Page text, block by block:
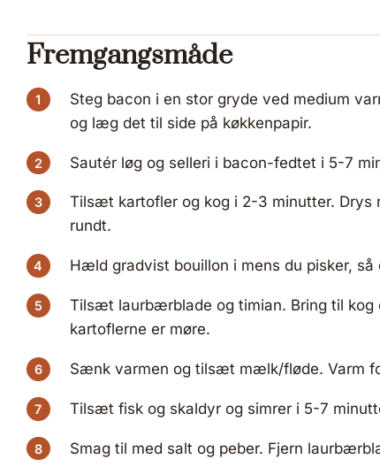
Fremgangsmåde
Steg bacon i en stor gryde ved medium
og læg det til side på køkkenpapir.
Sautér løg og selleri i bacon-fedtet i 5-7
Tilsæt kartofler og kog i 2-3 minutter. Drys
rundt.
Hæld gradvist bouillon i mens du pisker, så
Tilsæt laurbærblade og timian. Bring til kog
kartoflerne er møre.
Sænk varmen og tilsæt mælk/fløde. Varm
Tilsæt fisk og skaldyr og simrer i 5-7
Smag til med salt og peber. Fjern